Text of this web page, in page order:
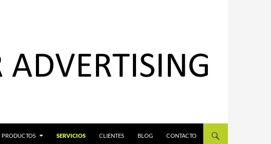
PRODUCTOS SERVICIOS CLIENTES BLOG CONTACTO